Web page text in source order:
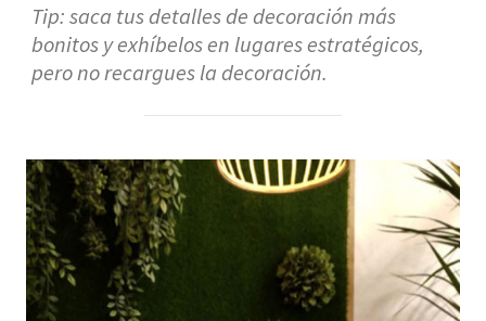
Tip: saca tusdetalles de decoraciónmás
bonitos y exhíbelos en lugares estratégicos,
pero no recargues la decoración.